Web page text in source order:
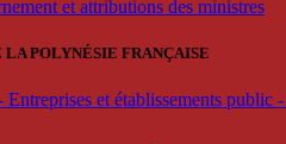
et attributions des ministres
POLYNÉSIE FRANÇAISE
Entreprises et établissements public